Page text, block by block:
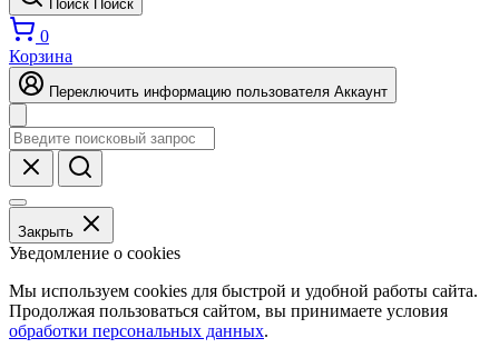
Поиск Поиск
0
Корзина
Переключить информацию пользователя Аккаунт
Закрыть
Уведомление о cookies
Мы используем cookies для быстрой и удобной работы сайта.
Продолжая пользоваться сайтом, вы принимаете условия
обработки персональных данных.